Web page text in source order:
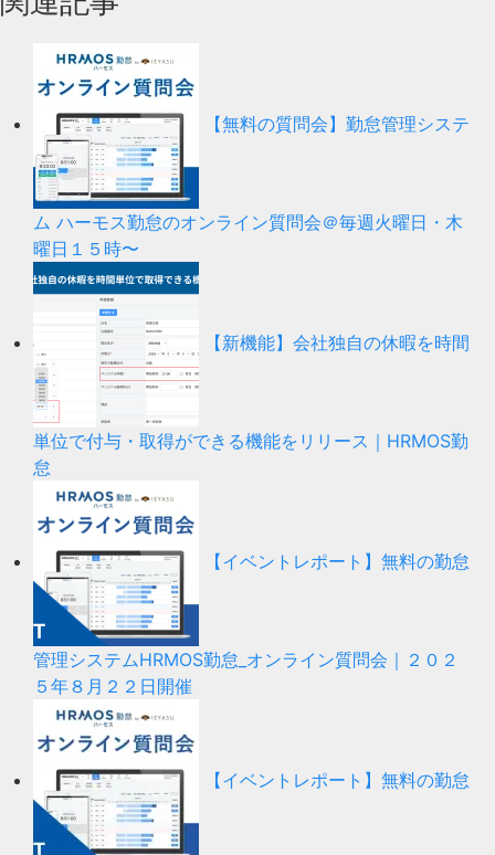
【無料の質問会】勤怠管理システ
ム ハーモス勤怠のオンライン質問会＠毎週火曜日・木
曜日１５時〜
【新機能】会社独自の休暇を時間
単位で付与・取得ができる機能をリリース｜HRMOS勤
怠
【イベントレポート】無料の勤怠
管理システムHRMOS勤怠_オンライン質問会｜２０２
５年８月２２日開催
【イベントレポート】無料の勤怠